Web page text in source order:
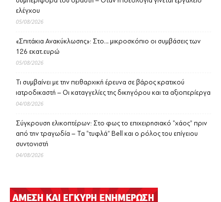
ελέγχου
05/08/2026
«Σπιτάκια Ανακύκλωσης»: Στο… μικροσκόπιο οι συμβάσεις των
126 εκατ.ευρώ
05/08/2026
Τι συμβαίνει με την πειθαρχική έρευνα σε βάρος κρατικού
ιατροδικαστή – Οι καταγγελίες της δικηγόρου και τα αξιοπερίεργα
04/08/2026
Σύγκρουση ελικοπτέρων: Στο φως το επιχειρησιακό “χάος” πριν
από την τραγωδία – Τα “τυφλά” Bell και ο ρόλος του επίγειου
συντονιστή
04/08/2026